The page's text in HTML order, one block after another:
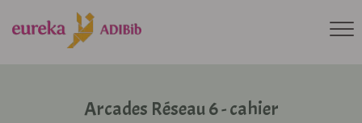
Arcades Réseau 6 - cahier